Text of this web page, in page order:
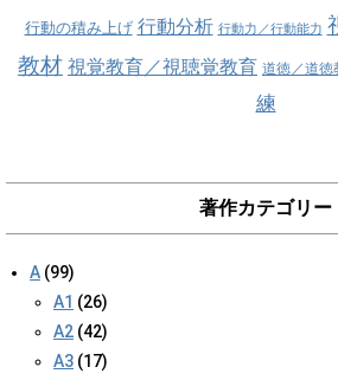
行動の積み上げ 行動分析 行動力／行動能力
教材 視覚教育／視聴覚教育 道徳／道徳
練
著作カテゴリー
A (99)
A1 (26)
A2 (42)
A3 (17)